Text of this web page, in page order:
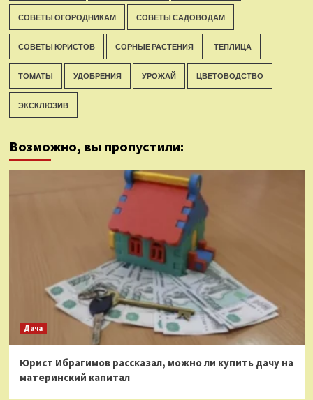
СОВЕТЫ ОГОРОДНИКАМ СОВЕТЫ САДОВОДАМ
СОВЕТЫ ЮРИСТОВ СОРНЫЕ РАСТЕНИЯ ТЕПЛИЦА
ТОМАТЫ УДОБРЕНИЯ УРОЖАЙ ЦВЕТОВОДСТВО
ЭКСКЛЮЗИВ
Возможно, вы пропустили:
Дача
Юрист Ибрагимов рассказал, можно ли купить дачу на
материнский капитал